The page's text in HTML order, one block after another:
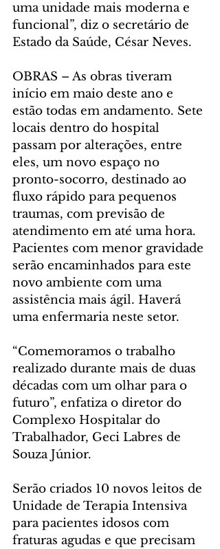
uma unidade mais moderna e
funcional”, diz o secretário de
Estado da Saúde, César Neves.
OBRAS – As obras tiveram
início em maio deste ano e
estão todas em andamento. Sete
locais dentro do hospital
passam por alterações, entre
eles, um novo espaço no
pronto-socorro, destinado ao
fluxo rápido para pequenos
traumas, com previsão de
atendimento em até uma hora.
Pacientes com menor gravidade
serão encaminhados para este
novo ambiente com uma
assistência mais ágil. Haverá
uma enfermaria neste setor.
“Comemoramos o trabalho
realizado durante mais de duas
décadas com um olhar para o
futuro”, enfatiza o diretor do
Complexo Hospitalar do
Trabalhador, Geci Labres de
Souza Júnior.
Serão criados 10 novos leitos de
Unidade de Terapia Intensiva
para pacientes idosos com
fraturas agudas e que precisam